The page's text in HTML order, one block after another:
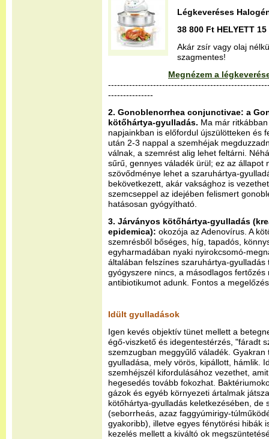
Légkeveréses
38 800 Ft HELYETT
Akár zsír vagy olaj
szagmentes!
Megnézem a
---------------
2. Gonoblenorrhea conjunctivae: a
kötőhártya-gyulladás. Ma már
napjainkban is előfordul újszülötteken és
után 2-3 nappal a szemhéjak
válnak, a szemrést alig lehet feltárni.
sűrű, gennyes váladék ürül; ez az állapot
szövődménye lehet a szaruhártya-
bekövetkezett, akár vaksághoz is
szemcseppel az idejében felismert
hatásosan gyógyítható.
3. Járványos kötőhártya-gyulladás
epidemica): okozója az Adenovírus. A
szemrésből bőséges, híg, tapadós,
egyharmadában nyaki nyirokcsomó-
általában felszínes szaruhártya-gyulladás
gyógyszere nincs, a másodlagos fertőzés
antibiotikumot adunk. Fontos a
Idült gyulladások
Igen kevés objektív tünet mellett a
égő-viszkető és idegentestérzés, "fáradt
szemzugban meggyűlő váladék.
gyulladása, mely vörös, kipállott, hámlik.
szemhéjszél kifordulásához vezethet,
hegesedés tovább fokozhat.
gázok és egyéb környezeti ártalmak
kötőhártya-gyulladás keletkezésében, de
(seborrheás, azaz faggyúmirigy-
gyakoribb), illetve egyes fénytörési hibák
kezelés mellett a kiváltó ok